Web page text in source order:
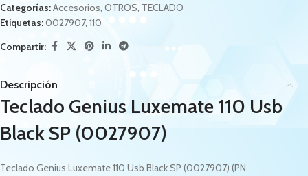
Categorías:Accesorios, OTROS, TECLADO
Etiquetas:0027907, 110
Compartir:
Descripción
Teclado Genius Luxemate 110 Usb
Black SP (0027907)
Teclado Genius Luxemate 110 Usb Black SP (0027907) (PN